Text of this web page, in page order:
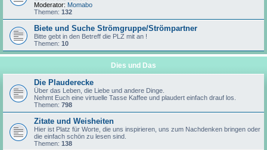
Moderator: Momabo
Themen: 132
Biete und Suche Strömgruppe/Strömpartner
Bitte gebt in den Betreff die PLZ mit an !
Themen: 10
Dies und Das
Die Plauderecke
Über das Leben, die Liebe und andere Dinge.
Nehmt Euch eine virtuelle Tasse Kaffee und plaudert einfach drauf los.
Themen: 798
Zitate und Weisheiten
Hier ist Platz für Worte, die uns inspirieren, uns zum Nachdenken bringen oder
die einfach schön zu lesen sind.
Themen: 138